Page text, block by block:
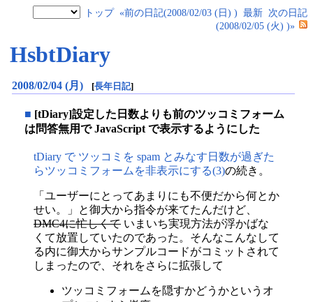
トップ «前の日記(2008/02/03 (日) ) 最新 次の日記
(2008/02/05 (火) )»
HsbtDiary
2008/02/04 (月) [長年日記]
■ [tDiary]設定した日数よりも前のツッコミフォーム
は問答無用で JavaScript で表示するようにした
tDiary で ツッコミを spam とみなす日数が過ぎた
らツッコミフォームを非表示にする(3)の続き。
「ユーザーにとってあまりにも不便だから何とか
せい。」と御大から指令が来てたんだけど、
DMC4に忙しくて いまいち実現方法が浮かばな
くて放置していたのであった。そんなこんなして
る内に御大からサンプルコードがコミットされて
しまったので、それをさらに拡張して
ツッコミフォームを隠すかどうかというオ